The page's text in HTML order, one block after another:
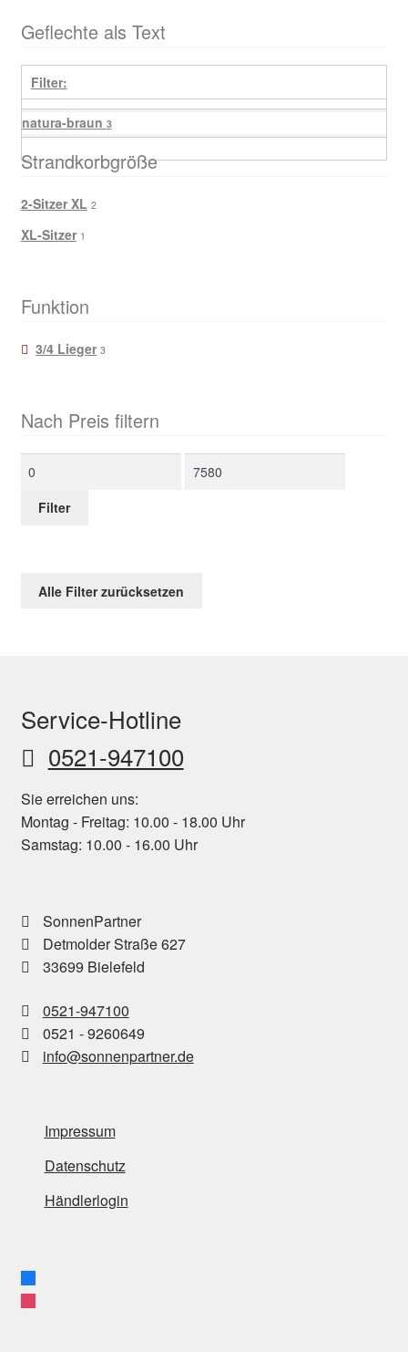
Geflechte als Text
Filter:
natura-braun 3
Strandkorbgröße
2-Sitzer XL 2
XL-Sitzer 1
Funktion
3/4 Lieger 3
Nach Preis filtern
Preis
Preis
Filter
Alle Filter zurücksetzen
Service-Hotline
0521-947100
Sie erreichen uns:
Montag - Freitag: 10.00 - 18.00 Uhr
Samstag: 10.00 - 16.00 Uhr
SonnenPartner
Detmolder Straße 627
33699 Bielefeld
0521-947100
0521 - 9260649
info@sonnenpartner.de
Impressum
Datenschutz
Händlerlogin
facebook
instagram